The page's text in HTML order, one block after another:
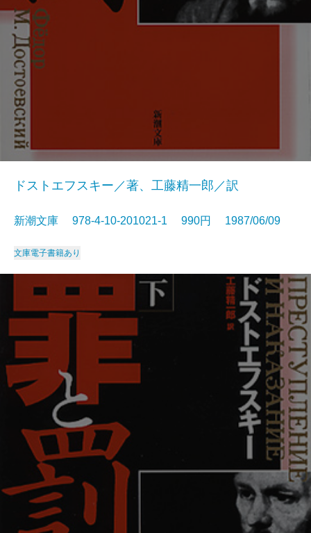
ドストエフスキー／著、工藤精一郎／訳
新潮文庫 978-4-10-201021-1 990円 1987/06/09
文庫電子書籍あり